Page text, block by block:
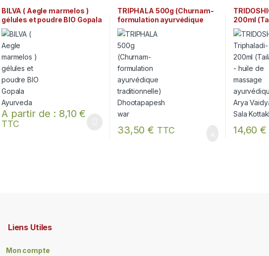
page du produit
options peuvent être choisies sur la page du produit
BILVA ( Aegle marmelos )
gélules et poudre BIO Gopala
Ayurveda
A partir de : 8,10€
TTC
Ce produit a plusieurs variations. Les options peuvent être choisies sur la page du
TRIPHALA 500g (Churnam-
formulation ayurvédique
traditionnelle)
Dhootapapeshwar
33,50€ TTC
200ml
massage
Vaidya
14,60€
Liens Utiles
Mon compte